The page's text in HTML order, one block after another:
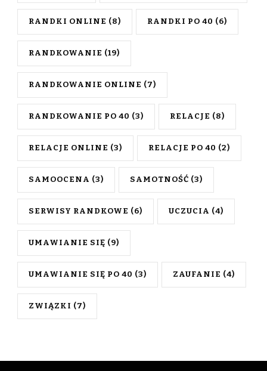
RANDKI ONLINE (8) RANDKI PO 40 (6)
RANDKOWANIE (19)
RANDKOWANIE ONLINE (7)
RANDKOWANIE PO 40 (3) RELACJE (8)
RELACJE ONLINE (3) RELACJE PO 40 (2)
SAMOOCENA (3) SAMOTNOŚĆ (3)
SERWISY RANDKOWE (6) UCZUCIA (4)
UMAWIANIE SIĘ (9)
UMAWIANIE SIĘ PO 40 (3) ZAUFANIE (4)
ZWIĄZKI (7)